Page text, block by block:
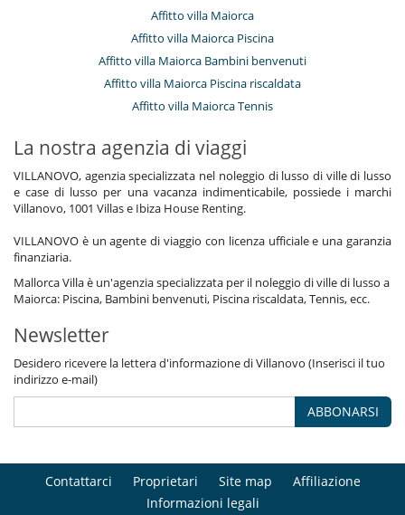
Affitto villa Maiorca
Affitto villa Maiorca Piscina
Affitto villa Maiorca Bambini benvenuti
Affitto villa Maiorca Piscina riscaldata
Affitto villa Maiorca Tennis
La nostra agenzia di viaggi
VILLANOVO, agenzia specializzata nel noleggio di lusso di ville di lusso
e case di lusso per una vacanza indimenticabile, possiede i marchi
Villanovo, 1001 Villas e Ibiza House Renting.
VILLANOVO è un agente di viaggio con licenza ufficiale e una garanzia
finanziaria.
Mallorca Villa è un'agenzia specializzata per il noleggio di ville di lusso a
Maiorca: Piscina, Bambini benvenuti, Piscina riscaldata, Tennis, ecc.
Newsletter
Desidero ricevere la lettera d'informazione di Villanovo (Inserisci il tuo
indirizzo e-mail)
ABBONARSI
Contattarci Proprietari Site map
Affiliazione
Informazioni legali